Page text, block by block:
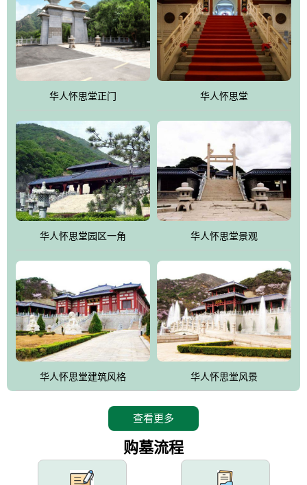
顶，朱砂红的门、窗、柱、墙，汉白玉雕刻的雄狮、华表，花岗岩
铺成的路面和台阶，洒落其间的花卉、松柏与万里长城浑然一体、
气势宏伟、古朴端庄、别具一格。怀思堂大殿入口两侧是用蜡染技
术描绘的抽象派创意绘画，大环境中的长城文化与炎黄始祖，小环
境的绘画中的河流、山川、彩云、明月，意喻着往生者与长城同
伴，与祖宗同眠，他（她）们的思想与品德与山河同在，与日月同
辉。
怀思堂作为豪华室内骨灰存放处，将干支纪年、五行相生相克、天
人合一、太极八卦、生辰八字及生肖等有机结合到历史文化中。一
厅七千个福位分十二小区，按十二地支命名。客户选位，可依据生
肖、八字、时辰亦可参考地理方位、职业、兴趣爱好等等。堂中是
地宫陵寝式的，入口楹联选材于著名田园诗人陶渊明"亲戚或余悲，
他人亦已歌，死后何所道，托体同山阿"中的后两句。反应了回归大
雀，后玄武"的四大吉祥物铜雕挂件。
华人怀思堂正门 华人怀思堂
华人怀思堂园区一角 华人怀思堂景观
华人怀思堂建筑风格 华人怀思堂风景
查看更多
购墓流程